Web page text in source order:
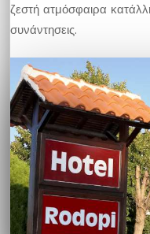
ζεστή ατμόσφαιρα
συνάντησεις.